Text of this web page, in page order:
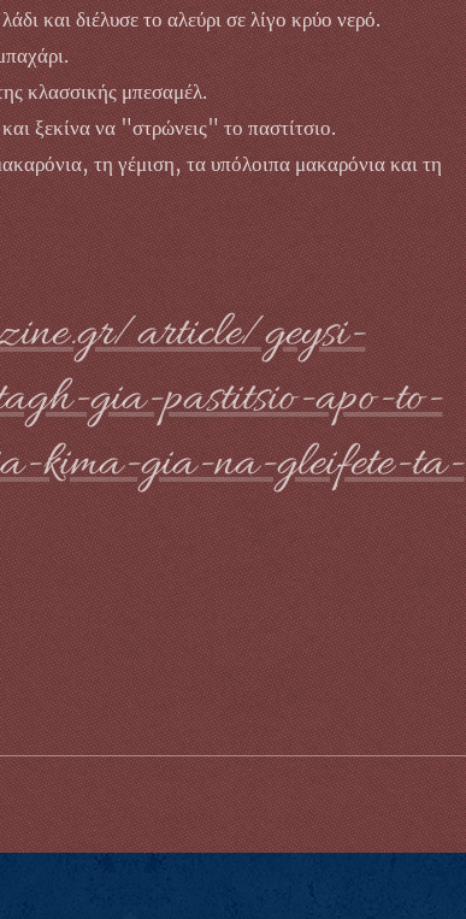
και διέλυσε το αλεύρι σε λίγο κρύο νερό.
κλασσικής μπεσαμέλ.
ξεκίνα να "στρώνεις" το παστίτσιο.
τη γέμιση, τα υπόλοιπα μακαρόνια και τη
article/geysi-
gia-pastitsio-apo-to-
kima-gia-na-gleifete-ta-